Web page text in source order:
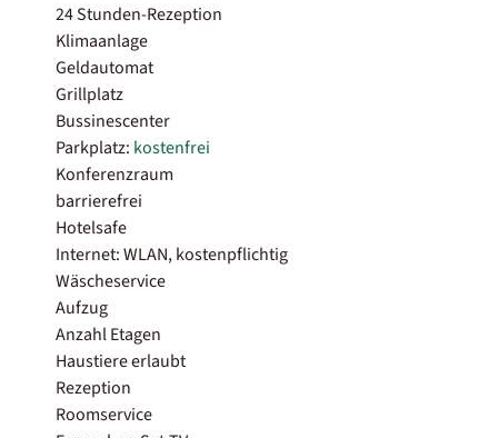
24 Stunden-Rezeption
Klimaanlage
Geldautomat
Grillplatz
Bussinescenter
Parkplatz: kostenfrei
Konferenzraum
barrierefrei
Hotelsafe
Internet: WLAN, kostenpflichtig
Wäscheservice
Aufzug
Anzahl Etagen
Haustiere erlaubt
Rezeption
Roomservice